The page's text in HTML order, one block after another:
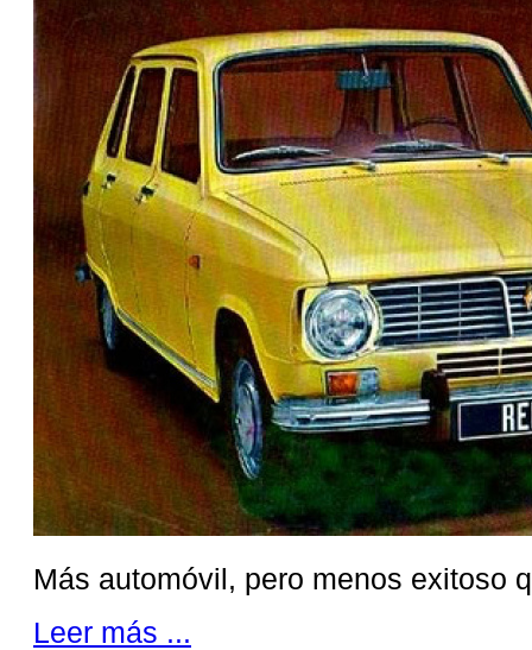
Más automóvil, pero menos exitoso
Leer más ...